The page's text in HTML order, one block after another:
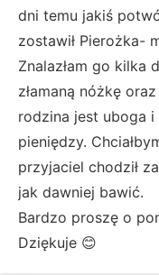
dni temu jakiś
zostawił Pierożka-
Znalazłam go kilka
złamaną nóżkę
rodzina jest uboga i
pieniędzy.
przyjaciel chodził
jak dawniej bawić.
Bardzo proszę o
Dziękuje 😊